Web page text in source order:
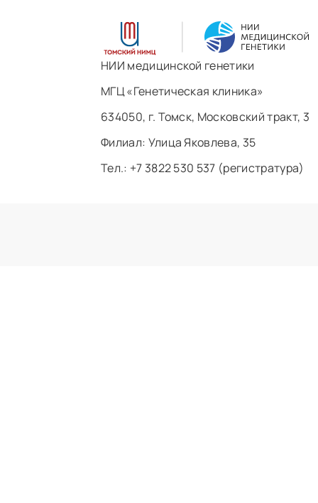
НИИ медицинской генетики
МГЦ «Генетическая клиника»
634050, г. Томск, Московский тракт, 3
Филиал: ​Улица Яковлева, 35
Тел.: +7 3822 530 537 (регистратура)